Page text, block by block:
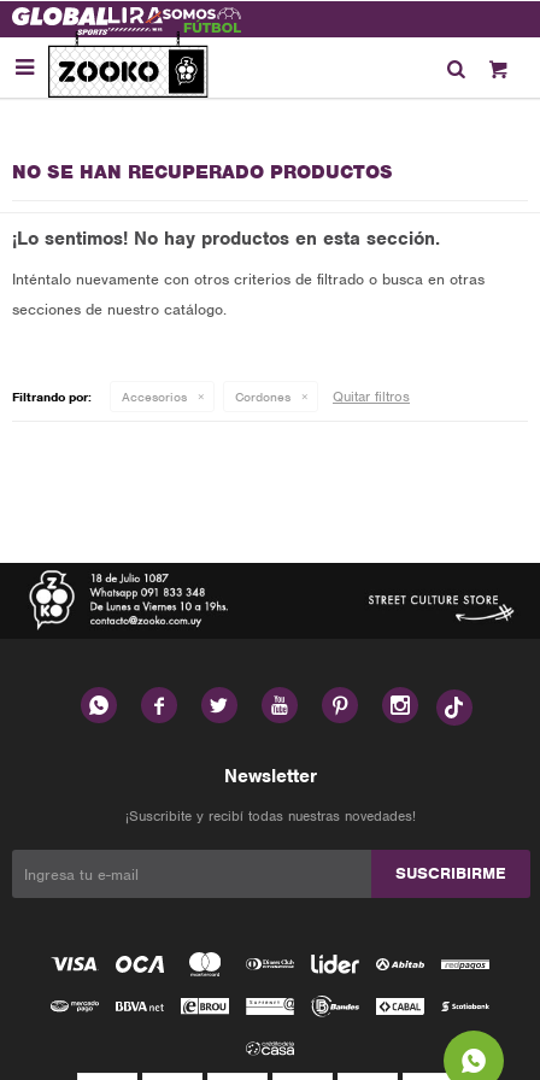

NO SE HAN RECUPERADO PRODUCTOS
¡Lo sentimos! No hay productos en esta sección.
Inténtalo nuevamente con otros criterios de filtrado o busca en otras
secciones de nuestro catálogo.
Filtrando por: Accesorios Cordones Quitar filtros
     
Newsletter
¡Suscribite y recibí todas nuestras novedades!
SUSCRIBIRME